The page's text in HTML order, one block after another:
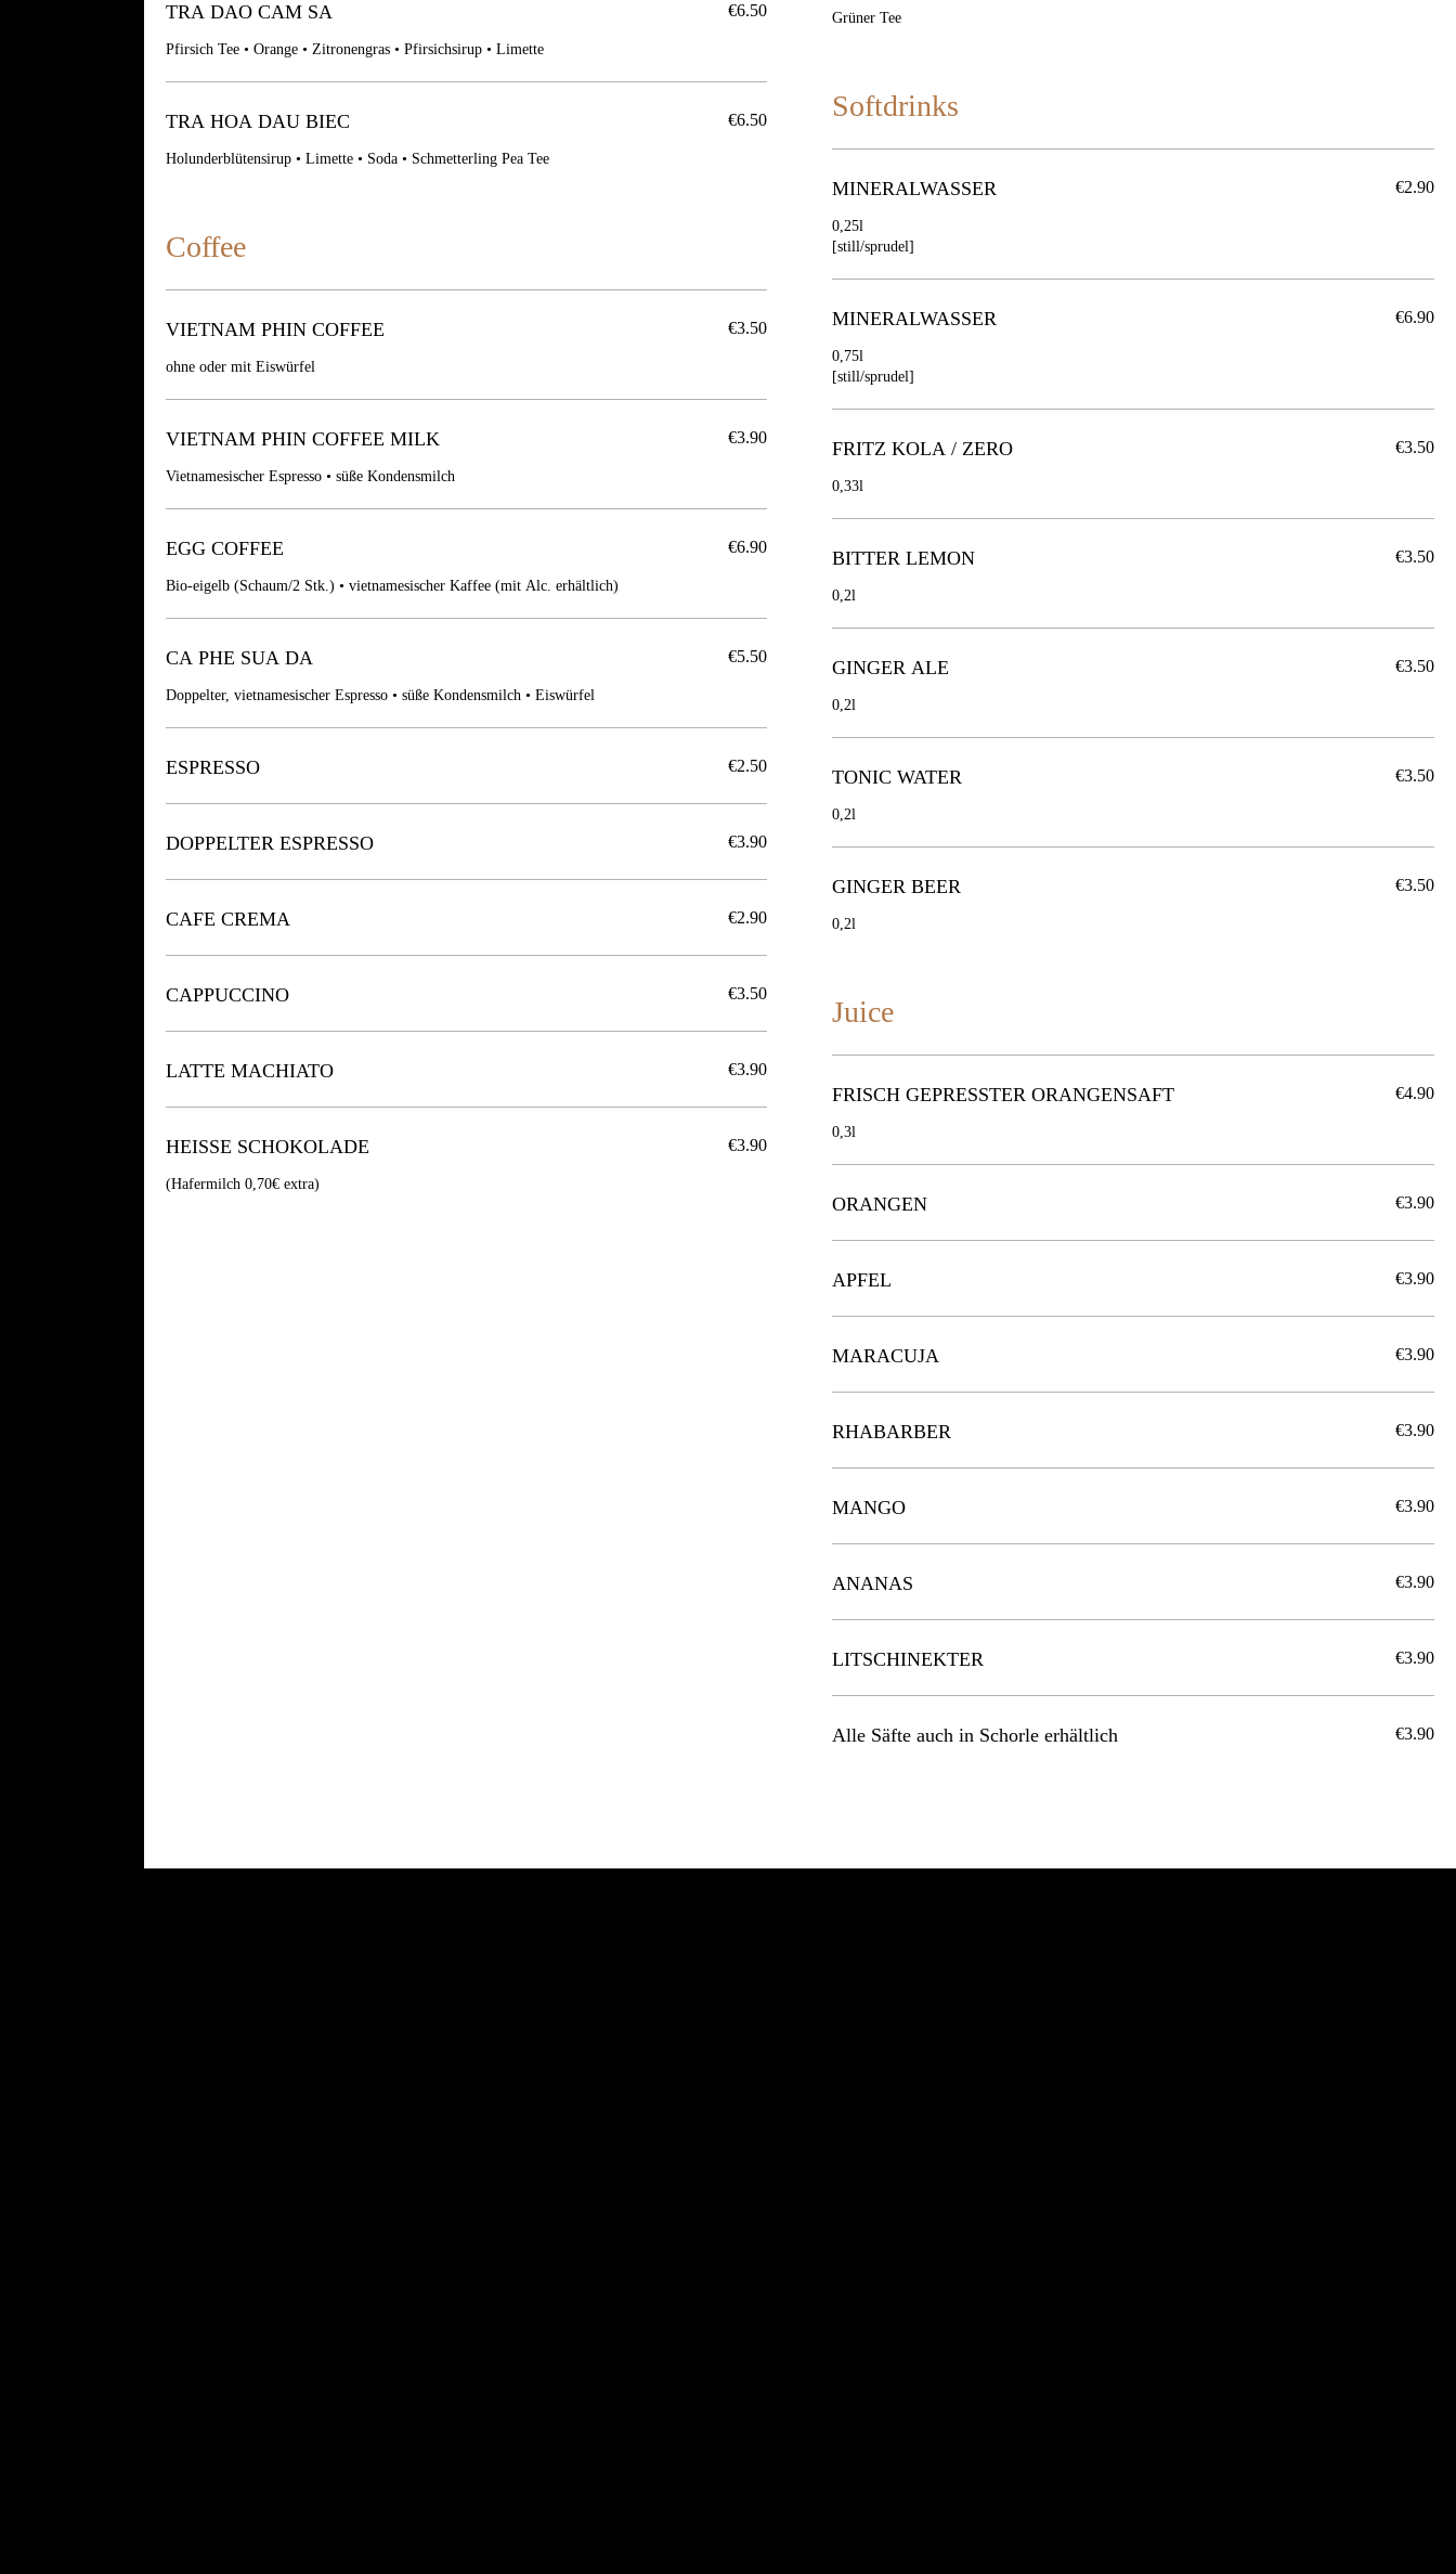
TRA DAO CAM SA
Pfirsich Tee • Orange • Zitronengras • Pfirsichsirup • Limette
€6.50
TRA HOA DAU BIEC
Holunderblütensirup • Limette • Soda • Schmetterling Pea Tee
€6.50
Coffee
VIETNAM PHIN COFFEE
ohne oder mit Eiswürfel
€3.50
VIETNAM PHIN COFFEE MILK
Vietnamesischer Espresso • süße Kondensmilch
€3.90
EGG COFFEE
Bio-eigelb (Schaum/2 Stk.) • vietnamesischer Kaffee (mit Alc. erhältlich)
€6.90
CA PHE SUA DA
Doppelter, vietnamesischer Espresso • süße Kondensmilch • Eiswürfel
€5.50
ESPRESSO €2.50
DOPPELTER ESPRESSO €3.90
CAFE CREMA €2.90
CAPPUCCINO €3.50
LATTE MACHIATO €3.90
HEISSE SCHOKOLADE
(Hafermilch 0,70€ extra)
€3.90
Grüner Tee
Softdrinks
MINERALWASSER
0,25l
[still/sprudel]
€2.90
MINERALWASSER
0,75l
[still/sprudel]
€6.90
FRITZ KOLA / ZERO €3.50
BITTER LEMON
0,2l
€3.50
GINGER ALE
0,2l
€3.50
TONIC WATER
0,2l
€3.50
GINGER BEER
0,2l
€3.50
Juice
FRISCH GEPRESSTER ORANGENSAFT
0,3l
€4.90
ORANGEN €3.90
APFEL €3.90
MARACUJA €3.90
RHABARBER €3.90
MANGO €3.90
ANANAS €3.90
LITSCHINEKTER €3.90
Alle Säfte auch in Schorle erhältlich €3.90